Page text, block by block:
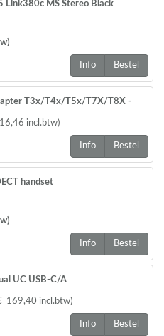
Link380c MS Stereo Black
)
Info Bestel
T3x/T4x/T5x/T7X/T8X -
16,46 incl.btw)
Info Bestel
handset
)
Info Bestel
UC USB-C/A
169,40 incl.btw)
Info Bestel